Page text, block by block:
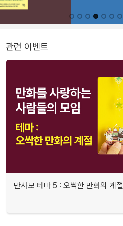
관련 이벤트
만사모 테마 5 : 오싹한 만화의 계절